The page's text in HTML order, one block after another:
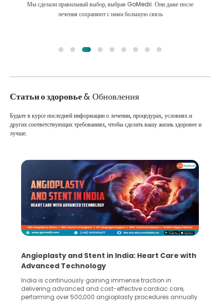
Мы сделали правильный выбор, выбрав GoMedii. Они даже после
лечения сохраняют с нами большую связь
Статьи о здоровье& Обновления
Будьте в курсе последней информации о лечении, процедурах, условиях и
других соответствующих требованиях, чтобы сделать вашу жизнь здоровее и
лучше.
5 Essential Steps for Effective Human Sperm
Collection and Processing Methods
Human sperm collection and processing are critical steps
in advanced reproductive techniques like In Vitro
Fertilization (IVF) and intrauterine insemination (IUI). These